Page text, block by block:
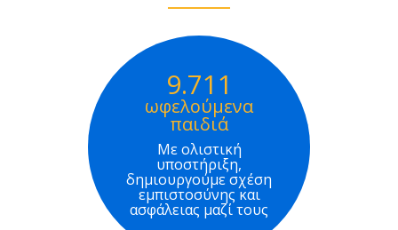
9.711
ωφελούμενα
παιδιά
Με ολιστική
υποστήριξη,
δημιουργούμε σχέση
εμπιστοσύνης και
ασφάλειας μαζί τους